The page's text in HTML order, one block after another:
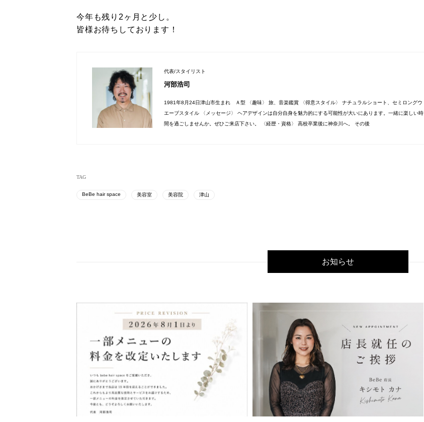
今年も残り2ヶ月と少し。
皆様お待ちしております！
代表/スタイリスト
河部浩司
1981年8月24日津山市生まれ Ａ型 〈趣味〉 旅、音楽鑑賞 〈得意スタイル〉 ナチュラルショート、セミロングウ
エーブスタイル 〈メッセージ〉 ヘアデザインは自分自身を魅力的にする可能性が大いにあります。一緒に楽しい時
間を過ごしませんか。ぜひご来店下さい。 〈経歴・資格〉 高校卒業後に神奈川へ。 その後
TAG
BeBe hair space 美容室 美容院 津山
お知らせ